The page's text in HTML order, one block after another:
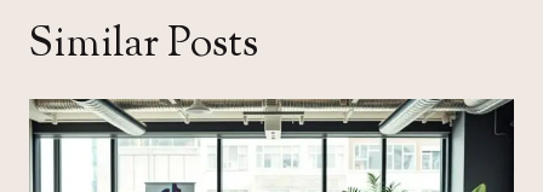
Similar Posts